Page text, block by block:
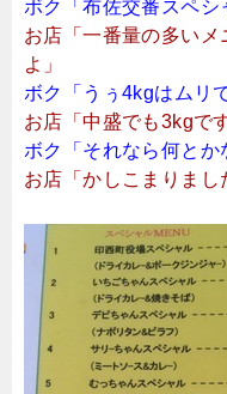
ボク「布佐交番スペシ
お店「一番量の多い
よ」
ボク「うぅ4kgはムリ
お店「中盛でも3kgで
ボク「それなら何とか
お店「かしこまりまし